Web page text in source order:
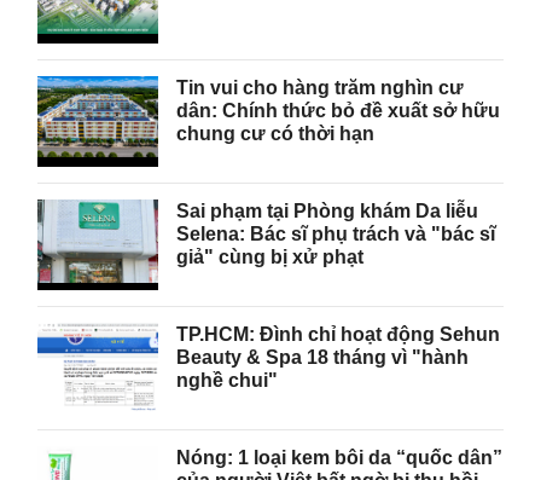
Tin vui cho hàng trăm nghìn cư
dân: Chính thức bỏ đề xuất sở hữu
chung cư có thời hạn
Sai phạm tại Phòng khám Da liễu
Selena: Bác sĩ phụ trách và "bác sĩ
giả" cùng bị xử phạt
TP.HCM: Đình chỉ hoạt động Sehun
Beauty & Spa 18 tháng vì "hành
nghề chui"
Nóng: 1 loại kem bôi da “quốc dân”